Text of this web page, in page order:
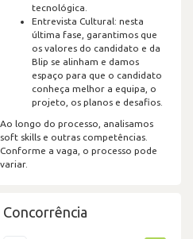
tecnológica.
Entrevista Cultural: nesta
última fase, garantimos que
os valores do candidato e da
Blip se alinham e damos
espaço para que o candidato
conheça melhor a equipa, o
projeto, os planos e desafios.
Ao longo do processo, analisamos
soft skills e outras competências.
Conforme a vaga, o processo pode
variar.
Concorrência